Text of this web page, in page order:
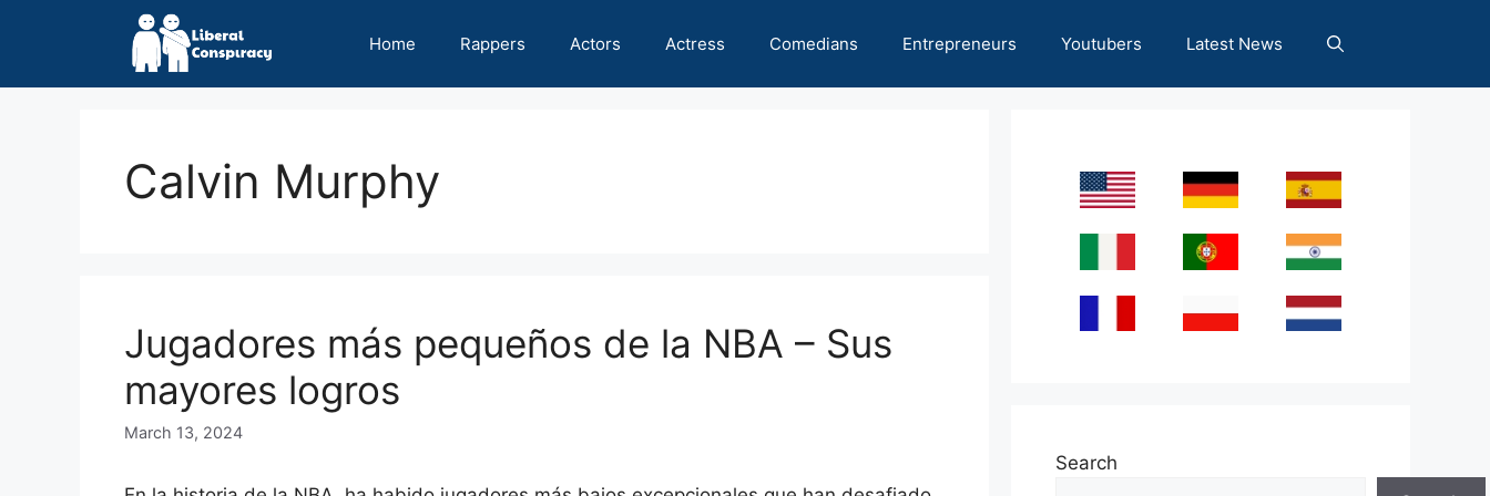
Home Rappers Actors Actress Comedians Entrepreneurs Youtubers Latest News
Calvin Murphy
Jugadores más pequeños de la NBA – Sus
mayores logros
March 13, 2024
Search